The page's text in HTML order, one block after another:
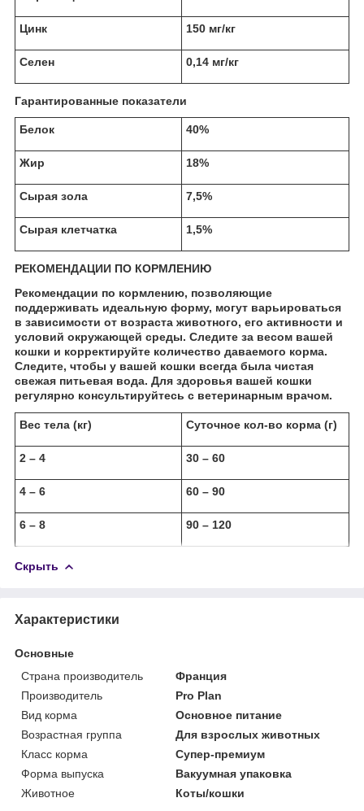
Цинк 150 мг/кг
Селен 0,14 мг/кг
Гарантированные показатели
Белок 40%
Жир 18%
Сырая зола 7,5%
Сырая клетчатка 1,5%
РЕКОМЕНДАЦИИ ПО КОРМЛЕНИЮ
Рекомендации по кормлению, позволяющие
поддерживать идеальную форму, могут варьироваться
в зависимости от возраста животного, его активности и
условий окружающей среды. Следите за весом вашей
кошки и корректируйте количество даваемого корма.
Следите, чтобы у вашей кошки всегда была чистая
свежая питьевая вода. Для здоровья вашей кошки
регулярно консультируйтесь с ветеринарным врачом.
Вес тела (кг) Суточное кол-во корма (г)
2 – 4 30 – 60
4 – 6 60 – 90
6 – 8 90 – 120
Скрыть
Характеристики
Основные
Страна производитель
Франция
Производитель
Pro Plan
Вид корма
Основное питание
Возрастная группа
Для взрослых животных
Класс корма
Супер-премиум
Форма выпуска
Вакуумная упаковка
Животное
Коты/кошки